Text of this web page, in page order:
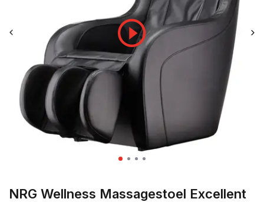
NRG Wellness Massagestoel Excellent